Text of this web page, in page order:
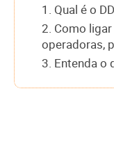
1. Qual é o
2. Como
operadoras,
3. Entenda o